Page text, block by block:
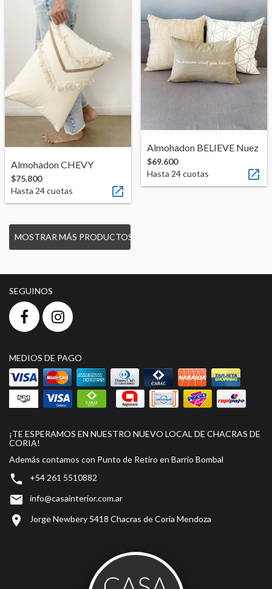
Almohadon CHEVY
$75.800
Hasta 24cuotas 
Almohadon BELIEVE Nuez
$69.600
Hasta 24cuotas 
MOSTRAR MÁS PRODUCTOS
SEGUINOS
MEDIOS DE PAGO
¡TE ESPERAMOS EN NUESTRO NUEVO LOCAL DE CHACRAS DE
CORIA!
Además contamos con Punto de Retiro en Barrio Bombal
 +54 261 5510882
 info@casainterior.com.ar
 Jorge Newbery 5418 Chacras de Coria Mendoza